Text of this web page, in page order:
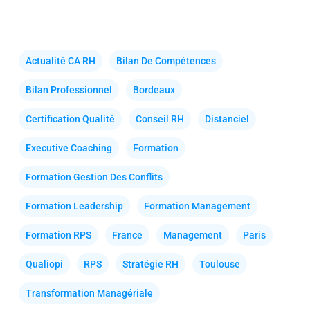
Actualité CA RH Bilan De Compétences
Bilan Professionnel Bordeaux
Certification Qualité Conseil RH Distanciel
Executive Coaching Formation
Formation Gestion Des Conflits
Formation Leadership Formation Management
Formation RPS France Management Paris
Qualiopi RPS Stratégie RH Toulouse
Transformation Managériale